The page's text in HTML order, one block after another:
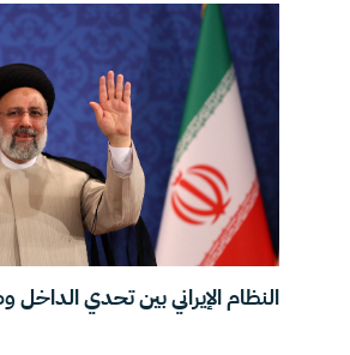
النظام الإيراني بين تحدي